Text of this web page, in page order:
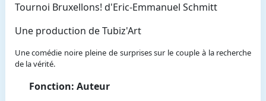
Tournoi Bruxellons! d'Eric-Emmanuel Schmitt
Une production de Tubiz'Art
Une comédie noire pleine de surprises sur le couple à la recherche
de la vérité.
Fonction: Auteur